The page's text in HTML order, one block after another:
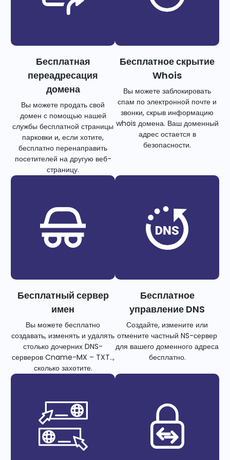
Бесплатная
переадресация
домена
Вы можете продать свой
домен с помощью нашей
службы бесплатной страницы
парковки и, если хотите,
бесплатно перенаправить
посетителей на другую веб-
страницу.
Бесплатное скрытие
Whois
Вы можете заблокировать
спам по электронной почте и
звонки, скрыв информацию
whois домена. Ваш доменный
адрес остается в
безопасности.
Бесплатный сервер
имен
Вы можете бесплатно
создавать, изменять и удалять
столько дочерних DNS-
серверов Cname-MX – TXT..,
сколько захотите.
Бесплатное
управление DNS
Создайте, измените или
отмените частный NS-сервер
для вашего доменного адреса
бесплатно.